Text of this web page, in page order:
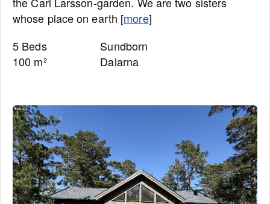
whose place on earth [more]
5 Beds
100 m²
Sundborn
Dalarna